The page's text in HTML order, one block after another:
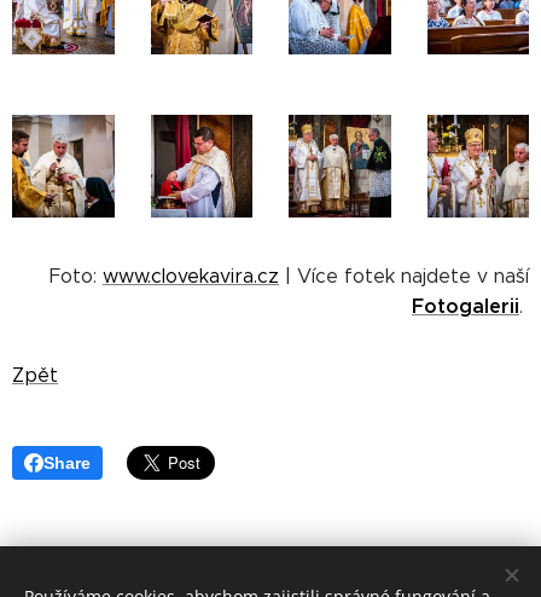
Foto: www.clovekavira.cz | Více fotek najdete v naší
Fotogalerii.
Zpět
Share